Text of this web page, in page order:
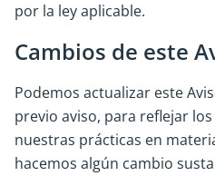
por la ley aplicable.
Cambios de este
Podemos actualizar este
previo aviso, para reflejar
nuestras prácticas en
hacemos algún cambio